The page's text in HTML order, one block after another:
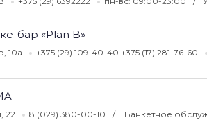
бар «Plan B»
10а +375 (29) 109-40-40 +375 (17) 281-76-60
22 8 (029) 380-00-10 Банкетное